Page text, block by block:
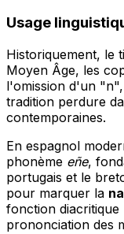
Usage
Historiquement, le
Moyen Âge, les
l'omission d'un
tradition perdure
contemporaines.
En espagnol
phonème eñe,
portugais et le
pour marquer la
fonction diacritique
prononciation des